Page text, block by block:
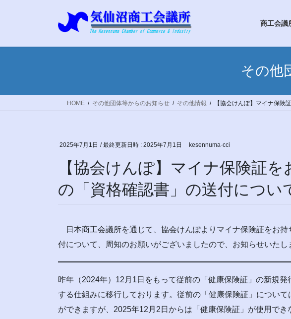
商工会議
その他
HOME その他団体等からのお知らせ その他情報 【協会けんぽ】マイナ保険
2025年7月1日 / 最終更新日時 : 2025年7月1日 kesennuma-cci
【協会けんぽ】マイナ保険証
の「資格確認書」の送付につい
日本商工会議所を通じて、協会けんぽよりマイナ保険証をお持
付について、周知のお願いがございましたので、お知らせいたし
昨年（2024年）12月1日をもって従前の「健康保険証」の新規発
する仕組みに移行しております。従前の「健康保険証」につい
ができますが、2025年12月2日からは「健康保険証」が使用で